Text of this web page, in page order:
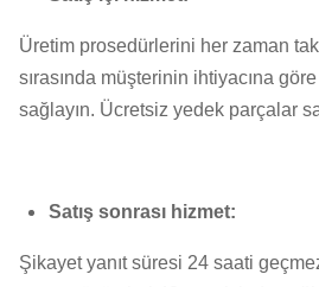
Üretim prosedürlerini her zaman
sırasında müşterinin ihtiyacına
sağlayın. Ücretsiz yedek parçalar
Satış sonrası hizmet:
Şikayet yanıt süresi 24 saati